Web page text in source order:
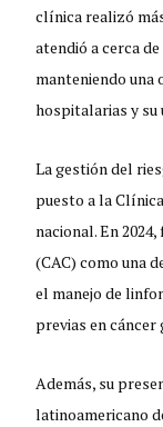
clínica realizó
atendió a cerca
manteniendo una
hospitalarias y su
La gestión del
puesto a la
nacional. En
(CAC) como una
el manejo de
previas en
Además, su
latinoamericano